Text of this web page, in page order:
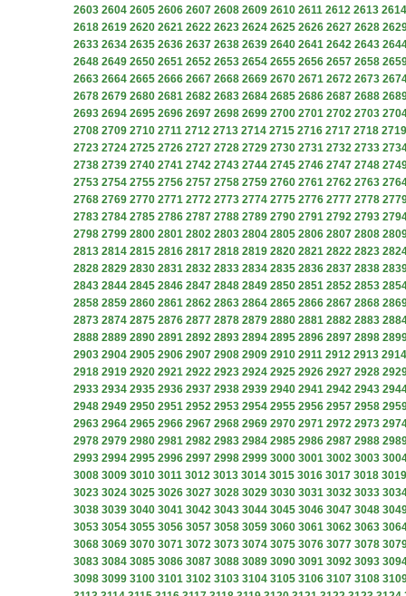
2603 2604 2605 2606 2607 2608 2609 2610 2611 2612 2613 2614
2618 2619 2620 2621 2622 2623 2624 2625 2626 2627 2628
2633 2634 2635 2636 2637 2638 2639 2640 2641 2642 2643
2648 2649 2650 2651 2652 2653 2654 2655 2656 2657 2658
2663 2664 2665 2666 2667 2668 2669 2670 2671 2672 2673
2678 2679 2680 2681 2682 2683 2684 2685 2686 2687 2688
2693 2694 2695 2696 2697 2698 2699 2700 2701 2702 2703
2708 2709 2710 2711 2712 2713 2714 2715 2716 2717 2718 2719
2723 2724 2725 2726 2727 2728 2729 2730 2731 2732 2733
2738 2739 2740 2741 2742 2743 2744 2745 2746 2747 2748
2753 2754 2755 2756 2757 2758 2759 2760 2761 2762 2763
2768 2769 2770 2771 2772 2773 2774 2775 2776 2777 2778
2783 2784 2785 2786 2787 2788 2789 2790 2791 2792 2793
2798 2799 2800 2801 2802 2803 2804 2805 2806 2807 2808
2813 2814 2815 2816 2817 2818 2819 2820 2821 2822 2823
2828 2829 2830 2831 2832 2833 2834 2835 2836 2837 2838
2843 2844 2845 2846 2847 2848 2849 2850 2851 2852 2853
2858 2859 2860 2861 2862 2863 2864 2865 2866 2867 2868
2873 2874 2875 2876 2877 2878 2879 2880 2881 2882 2883
2888 2889 2890 2891 2892 2893 2894 2895 2896 2897 2898
2903 2904 2905 2906 2907 2908 2909 2910 2911 2912 2913 2914
2918 2919 2920 2921 2922 2923 2924 2925 2926 2927 2928
2933 2934 2935 2936 2937 2938 2939 2940 2941 2942 2943
2948 2949 2950 2951 2952 2953 2954 2955 2956 2957 2958
2963 2964 2965 2966 2967 2968 2969 2970 2971 2972 2973
2978 2979 2980 2981 2982 2983 2984 2985 2986 2987 2988
2993 2994 2995 2996 2997 2998 2999 3000 3001 3002 3003
3008 3009 3010 3011 3012 3013 3014 3015 3016 3017 3018 3019
3023 3024 3025 3026 3027 3028 3029 3030 3031 3032 3033
3038 3039 3040 3041 3042 3043 3044 3045 3046 3047 3048
3053 3054 3055 3056 3057 3058 3059 3060 3061 3062 3063
3068 3069 3070 3071 3072 3073 3074 3075 3076 3077 3078
3083 3084 3085 3086 3087 3088 3089 3090 3091 3092 3093
3098 3099 3100 3101 3102 3103 3104 3105 3106 3107 3108